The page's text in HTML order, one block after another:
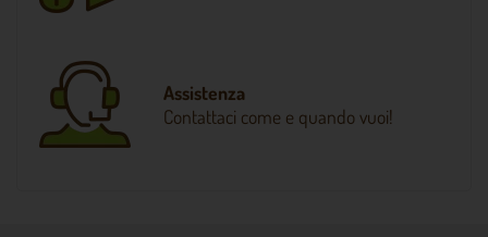
Assistenza
Contattaci come e quando vuoi!